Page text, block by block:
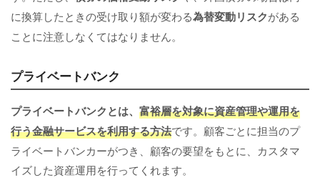
に換算したときの受け取り額が変わる為替変動リスクがある
ことに注意しなくてはなりません。
プライベートバンク
プライベートバンクとは、 富裕層を対象に資産管理や運用を
行う金融サービスを利用する方法です。顧客ごとに担当のプ
ライベートバンカーがつき、顧客の要望をもとに、カスタマ
イズした資産運用を行ってくれます。